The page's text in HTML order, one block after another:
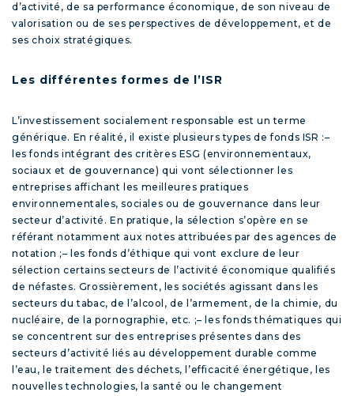
d’activité, de sa performance économique, de son niveau de
valorisation ou de ses perspectives de développement, et de
ses choix stratégiques.
Les différentes formes de l’ISR
L’investissement socialement responsable est un terme
générique. En réalité, il existe plusieurs types de fonds ISR :–
les fonds intégrant des critères ESG (environnementaux,
sociaux et de gouvernance) qui vont sélectionner les
entreprises affichant les meilleures pratiques
environnementales, sociales ou de gouvernance dans leur
secteur d’activité. En pratique, la sélection s’opère en se
référant notamment aux notes attribuées par des agences de
notation ;– les fonds d’éthique qui vont exclure de leur
sélection certains secteurs de l’activité économique qualifiés
de néfastes. Grossièrement, les sociétés agissant dans les
secteurs du tabac, de l’alcool, de l’armement, de la chimie, du
nucléaire, de la pornographie, etc. ;– les fonds thématiques qui
se concentrent sur des entreprises présentes dans des
secteurs d’activité liés au développement durable comme
l’eau, le traitement des déchets, l’efficacité énergétique, les
nouvelles technologies, la santé ou le changement